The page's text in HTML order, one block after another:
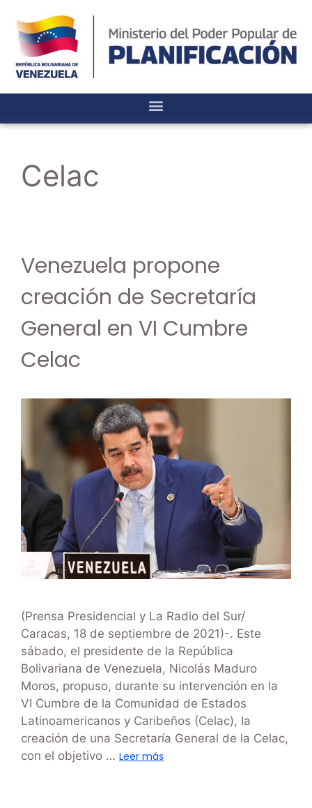
Celac
Venezuela propone
creación de Secretaría
General en VI Cumbre
Celac
(Prensa Presidencial y La Radio del Sur/
Caracas, 18 de septiembre de 2021)-. Este
sábado, el presidente de la República
Bolivariana de Venezuela, Nicolás Maduro
Moros, propuso, durante su intervención en la
VI Cumbre de la Comunidad de Estados
Latinoamericanos y Caribeños (Celac), la
creación de una Secretaría General de la Celac,
con el objetivo … Leer más